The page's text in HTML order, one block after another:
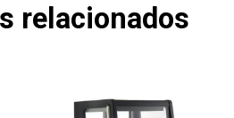
relacionados